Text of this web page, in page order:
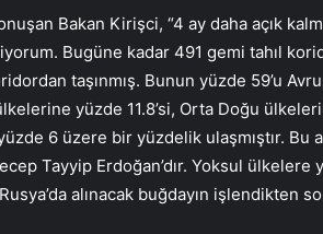
Bakan Kirişci, “4 ay daha açık
Bugüne kadar 491 gemi tahıl
taşınmış. Bunun yüzde 59’u
yüzde 11.8’si, Orta Doğu
6 üzere bir yüzdelik ulaşmıştır. Bu
Tayyip Erdoğan’dır. Yoksul ülkelere
alınacak buğdayın işlendikten